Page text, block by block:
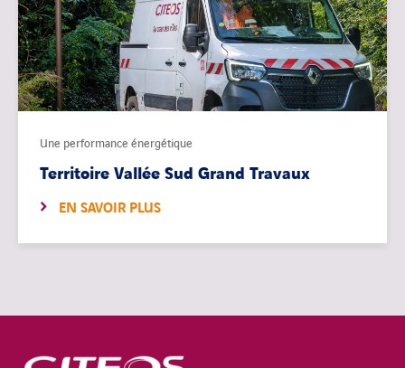
Une performance énergétique
Territoire Vallée Sud Grand Travaux
EN SAVOIR PLUS